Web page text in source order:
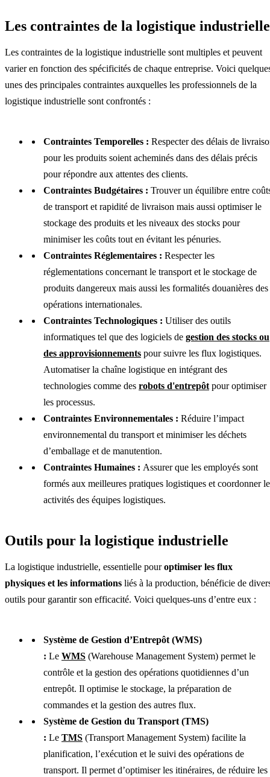
Les contraintes de la logistique industrielle
Les contraintes de la logistique industrielle sont multiples et peuvent
varier en fonction des spécificités de chaque entreprise. Voici
unes des principales contraintes auxquelles les professionnels de la
logistique industrielle sont confrontés :
Contraintes Temporelles : Respecter des délais de
pour les produits soient acheminés dans des délais précis
pour répondre aux attentes des clients.
Contraintes Budgétaires : Trouver un équilibre entre
de transport et rapidité de livraison mais aussi optimiser le
stockage des produits et les niveaux des stocks pour
minimiser les coûts tout en évitant les pénuries.
Contraintes Réglementaires : Respecter les
réglementations concernant le transport et le stockage de
produits dangereux mais aussi les formalités douanières des
opérations internationales.
Contraintes Technologiques : Utiliser des outils
informatiques tel que des logiciels de gestion des stocks ou
des approvisionnements pour suivre les flux logistiques.
Automatiser la chaîne logistique en intégrant des
technologies comme des robots d'entrepôt pour optimiser
les processus.
Contraintes Environnementales : Réduire l’impact
environnemental du transport et minimiser les déchets
d’emballage et de manutention.
Contraintes Humaines : Assurer que les employés sont
formés aux meilleures pratiques logistiques et coordonner
activités des équipes logistiques.
Outils pour la logistique industrielle
La logistique industrielle, essentielle pouroptimiser les flux
physiques et les informations liés à la production, bénéficie de
outils pour garantir son efficacité. Voici quelques-uns d’entre eux :
Système de Gestion d’Entrepôt (WMS)
: Le WMS (Warehouse Management System) permet le
contrôle et la gestion des opérations quotidiennes d’un
entrepôt. Il optimise le stockage, la préparation de
commandes et la gestion des autres flux.
Système de Gestion du Transport (TMS)
: Le TMS (Transport Management System) facilite la
planification, l’exécution et le suivi des opérations de
transport. Il permet d’optimiser les itinéraires, de réduire les